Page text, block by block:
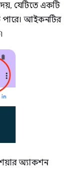
যেটিতে একটি
পারে। আইকনটির
অ্যাকশন